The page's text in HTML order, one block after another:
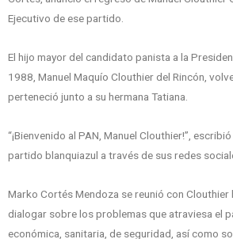
Ejecutivo de ese partido.
El hijo mayor del candidato panista a la
1988, Manuel Maquío Clouthier del Rincón,
perteneció junto a su hermana Tatiana.
“¡Bienvenido al PAN, Manuel Clouthier!”,
partido blanquiazul a través de sus redes
Marko Cortés Mendoza se reunió con Clouthier
dialogar sobre los problemas que atraviesa el
económica, sanitaria, de seguridad, así como